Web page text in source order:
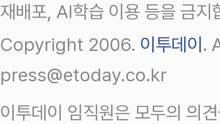
재배포, AI학습 이용 등을 금지
Copyright 2006. 이투데이.
press@etoday.co.kr
이투데이 임직원은 모두의 의